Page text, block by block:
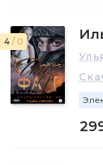
4 / 0